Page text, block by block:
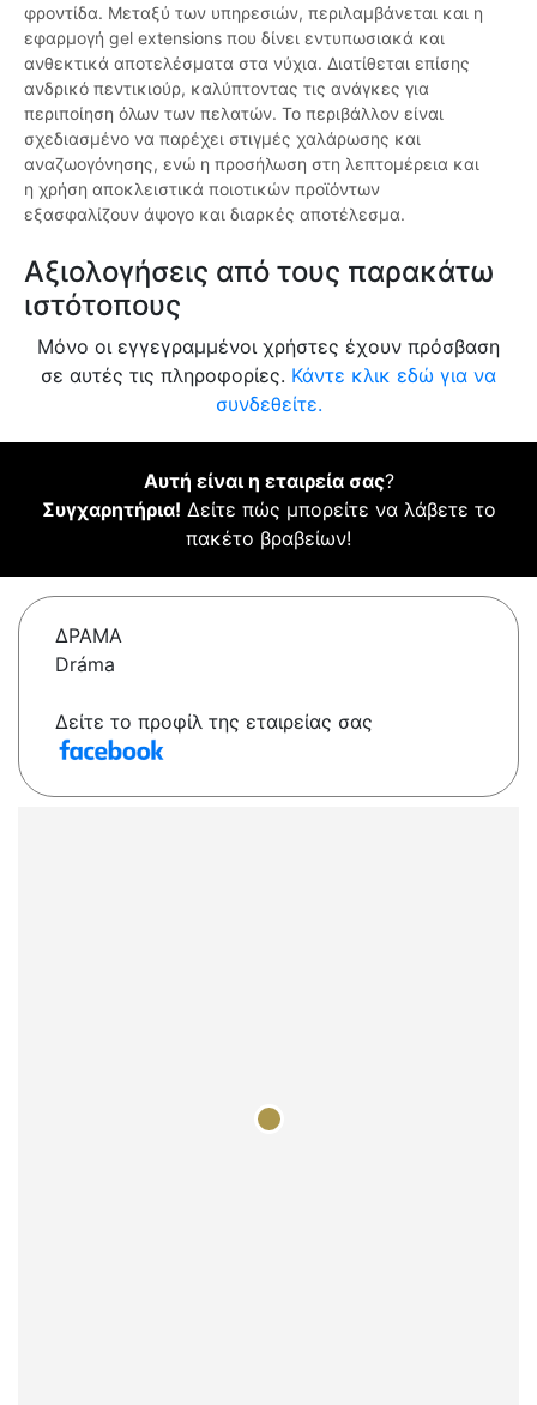
φροντίδα. Μεταξύ των υπηρεσιών, περιλαμβάνεται και η
εφαρμογή gel extensions που δίνει εντυπωσιακά και
ανθεκτικά αποτελέσματα στα νύχια. Διατίθεται επίσης
ανδρικό πεντικιούρ, καλύπτοντας τις ανάγκες για
περιποίηση όλων των πελατών. Το περιβάλλον είναι
σχεδιασμένο να παρέχει στιγμές χαλάρωσης και
αναζωογόνησης, ενώ η προσήλωση στη λεπτομέρεια και
η χρήση αποκλειστικά ποιοτικών προϊόντων
εξασφαλίζουν άψογο και διαρκές αποτέλεσμα.
Αξιολογήσεις από τους παρακάτω
ιστότοπους
Μόνο οι εγγεγραμμένοι χρήστες έχουν πρόσβαση
σε αυτές τις πληροφορίες. Κάντε κλικ εδώ για να
συνδεθείτε.
Αυτή είναι η εταιρεία σας?
Συγχαρητήρια! Δείτε πώς μπορείτε να λάβετε το
πακέτο βραβείων!
ΔΡΑΜΑ
Dráma
Δείτε το προφίλ της εταιρείας σας